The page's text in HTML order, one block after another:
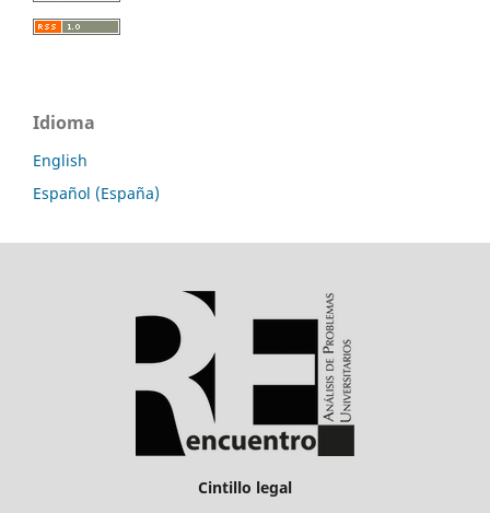
Idioma
English
Español (España)
Cintillo legal